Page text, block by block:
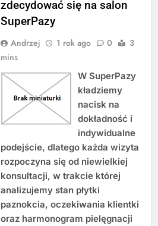
zdecydować się na salon
SuperPazy
Andrzej 1 rok ago 0
3
mins
W SuperPazy
kładziemy
nacisk na
dokładność i
indywidualne
podejście, dlatego każda wizyta
rozpoczyna się od niewielkiej
konsultacji, w trakcie której
analizujemy stan płytki
paznokcia, oczekiwania klientki
oraz harmonogram pielęgnacji